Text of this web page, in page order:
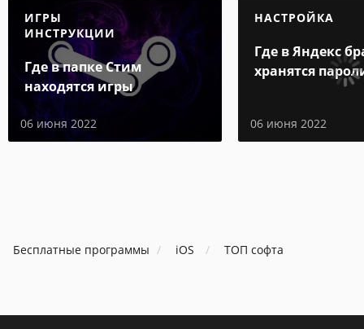
ИГРЫ
ИНСТРУКЦИИ
Где в папке Стим
находятся игры
06 июня 2022
НАСТРОЙКА
Где в Яндекс
хранятся
06 июня 2022
Бесплатные программы iOS ТОП софта